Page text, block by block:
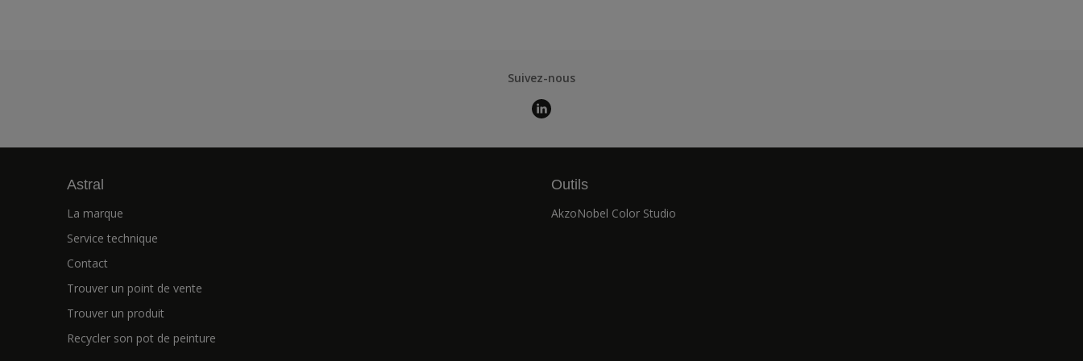
Suivez-nous
Astral
La marque
Service technique
Contact
Trouver un point de vente
Trouver un produit
Recycler son pot de peinture
Outils
AkzoNobel Color Studio